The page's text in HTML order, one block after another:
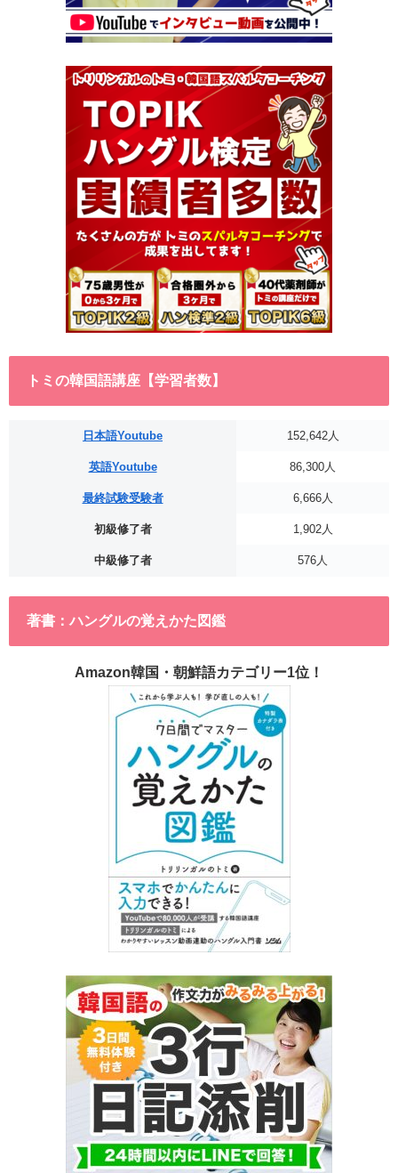
トミの韓国語講座【学習者数】
日本語Youtube 152,642人
英語Youtube 86,300人
最終試験受験者 6,666人
初級修了者 1,902人
中級修了者 576人
著書：ハングルの覚えかた図鑑
Amazon韓国・朝鮮語カテゴリー1位！